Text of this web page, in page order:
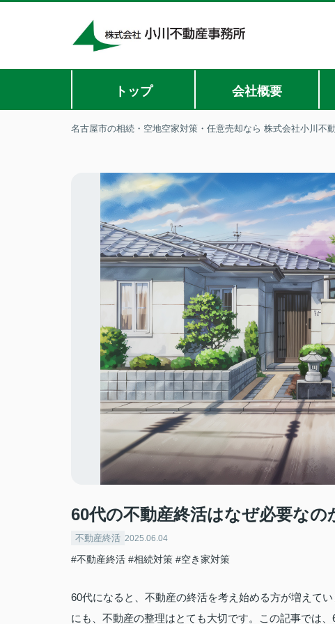
トップ 会社概要
名古屋市の相続・空地空家対策・任意売却なら 株式会社小川不
60代の不動産終活はなぜ必要なの
不動産終活 2025.06.04
#不動産終活 #相続対策 #空き家対策
60代になると、不動産の終活を考え始める方が増えて
にも、不動産の整理はとても大切です。この記事では